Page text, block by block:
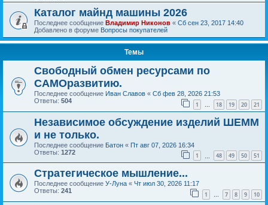
Каталог майнд машины 2026
Последнее сообщение Владимир Никонов « Сб сен 23, 2017 14:40
Добавлено в форуме Вопросы покупателей
Темы
Свободный обмен ресурсами по
САМОразвитию.
Последнее сообщение Иван Славов « Сб фев 28, 2026 21:53
Ответы: 504 1 … 18 19 20 21
Независимое обсуждение изделий ШЕММ
и не только.
Последнее сообщение Батон « Пт авг 07, 2026 16:34
Ответы: 1272 1 48 49 50 51
Стратегическое мышление...
Последнее сообщение У-Луна « Чт июл 30, 2026 11:17
Ответы: 241 1 … 7 8 9 10